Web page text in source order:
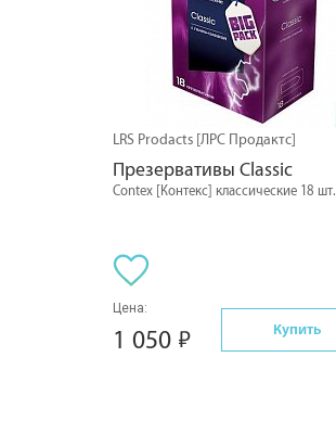
LRS Prodacts [ЛРС Продактс]
Презервативы Classic
Contex [Контекс] классические 18 шт.
Цена:
1 050 Купить